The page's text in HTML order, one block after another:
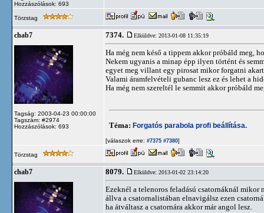
Hozzászólások: 693
Törzstag
chab7
Tagság: 2003-04-23 00:00:00
Tagszám: #2974
Hozzászólások: 693
7374. Elküldve: 2013-01-08 11:35:19
Ha még nem késő a tippem akkor próbáld meg,
Nekem ugyanis a minap épp ilyen történt és
egyet meg villant egy pirosat mikor forgatni
Valami áramfelvételi gubanc lesz ez és lehet a
Ha még nem szereltél le semmit akkor próbáld
Téma: Forgatós parabola profi beállítása.
[válaszok erre: #7375 #7380]
Törzstag
chab7 8079. Elküldve: 2013-01-02 23:14:20
Ezeknél a telenoros feladású csatornáknál mikor
állva a csatornalistában elnavigálsz ezen
ha átváltasz a csatornára akkor már angol lesz.